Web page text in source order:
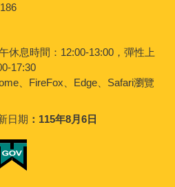
休息時間：12:00-13:00，彈性上
17:30
、FireFox、Edge、Safari瀏覽
日期 115年8月6日